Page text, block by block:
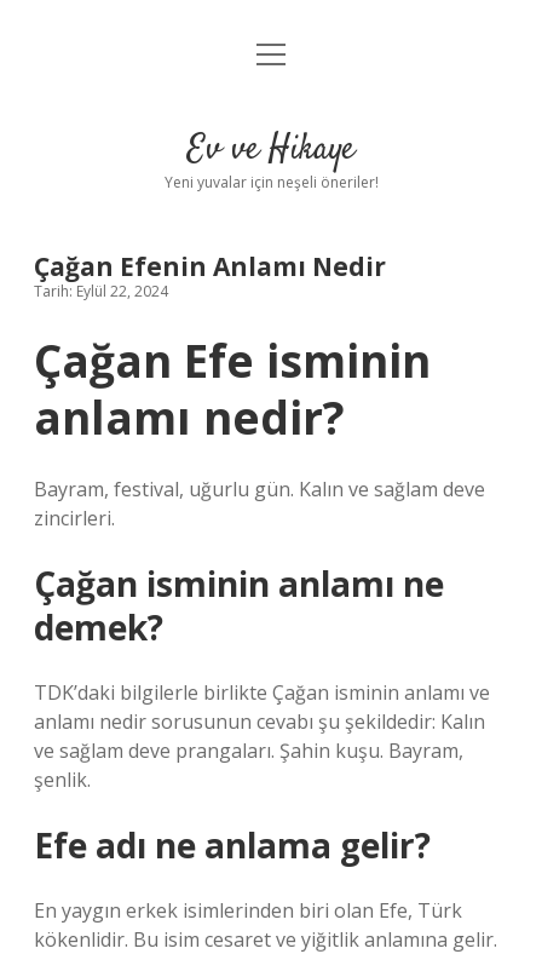
Anasayfa
Yasal Uyarı
menüyü
Ev ve Hikaye
Yeni yuvalar için neşeli öneriler!
Çağan Efenin Anlamı Nedir
Tarih: Eylül 22, 2024
Çağan Efe isminin
anlamı nedir?
Bayram, festival, uğurlu gün. Kalın ve sağlam deve
zincirleri.
Çağan isminin anlamı ne
demek?
TDK’daki bilgilerle birlikte Çağan isminin anlamı ve
anlamı nedir sorusunun cevabı şu şekildedir: Kalın
ve sağlam deve prangaları. Şahin kuşu. Bayram,
şenlik.
Efe adı ne anlama gelir?
En yaygın erkek isimlerinden biri olan Efe, Türk
kökenlidir. Bu isim cesaret ve yiğitlik anlamına gelir.